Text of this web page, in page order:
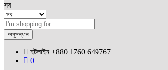
সব
অনুসন্ধান
হটলাইন +880 1760 649767
0